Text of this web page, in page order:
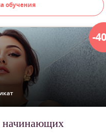
обучения
-
начинающих